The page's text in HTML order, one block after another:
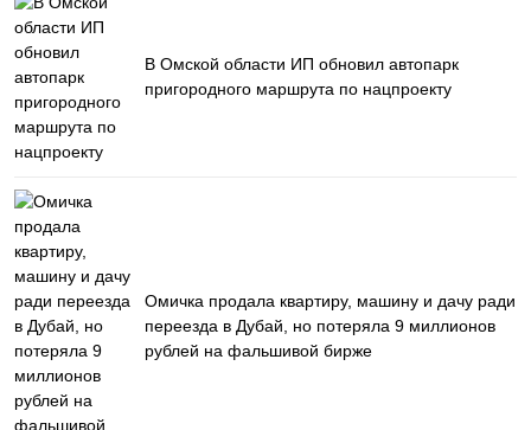
В Омской области ИП обновил автопарк
пригородного маршрута по нацпроекту
Омичка продала квартиру, машину и дачу ради
переезда в Дубай, но потеряла 9 миллионов
рублей на фальшивой бирже